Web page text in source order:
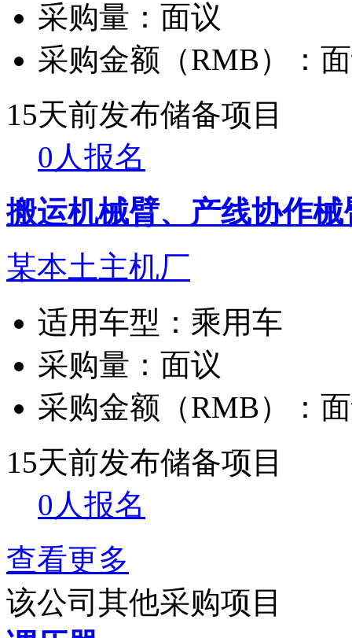
采购量： 面议
采购金额（RMB）：
15天前发布储备项目
0人报名
搬运机械臂、产线协作械
某本土主机厂
适用车型： 乘用车
采购量： 面议
采购金额（RMB）：
15天前发布储备项目
0人报名
查看更多
该公司其他采购项目